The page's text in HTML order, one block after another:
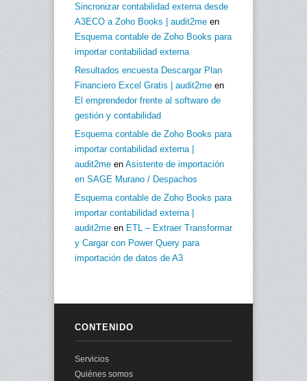
Sincronizar contabilidad externa desde
A3ECO a Zoho Books | audit2me en
Esquema contable de Zoho Books para
importar contabilidad externa
Resultados encuesta Descargar Plan
Financiero Excel Gratis | audit2me en
El emprendedor frente al software de
gestión y contabilidad
Esquema contable de Zoho Books para
importar contabilidad externa |
audit2me en Asistente de importación
en SAGE Murano / Despachos
Esquema contable de Zoho Books para
importar contabilidad externa |
audit2me en ETL – Extraer Transformar
y Cargar con Power Query para
importación de datos de A3
CONTENIDO
Servicios
Quiénes somos